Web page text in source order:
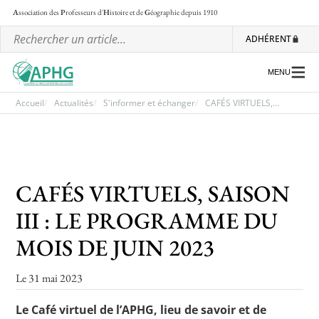
Association desProfesseurs d'Histoire et deGéographiedepuis 1910
ADHÉRENT
Les ateliers nationaux
Communiqués et motions
Lettre d’information de l’APHG
MENU
Accueil Actualités S'informer et échanger CAFÉS VIRTUELS,...
CAFÉS VIRTUELS, SAISON
III : LE PROGRAMME DU
MOIS DE JUIN 2023
Le 31 mai 2023
Le Café virtuel de l’APHG, lieu de savoir et de